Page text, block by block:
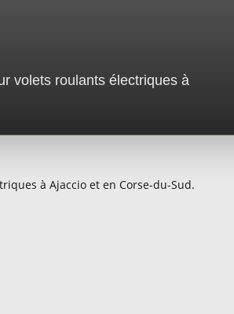
volets roulants électriques à
à Ajaccio et en Corse-du-Sud.